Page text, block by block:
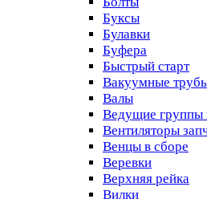
Буксы
Булавки
Буфера
Быстрый старт
Вакуумные
Валы
Ведущие группы
Вентиляторы
Венцы в сборе
Веревки
Верхняя рейка
Вилки